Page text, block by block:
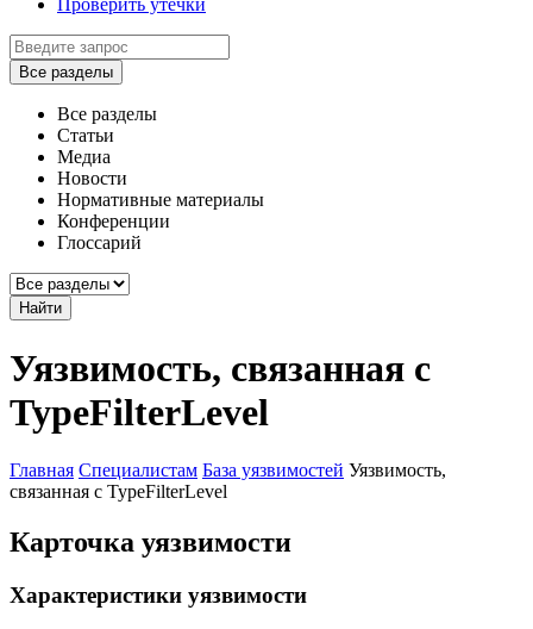
Проверить утечки
Все разделы
Все разделы
Статьи
Медиа
Новости
Нормативные материалы
Конференции
Глоссарий
Найти
Уязвимость, связанная с
TypeFilterLevel
Главная Специалистам База уязвимостей Уязвимость,
связанная с TypeFilterLevel
Карточка уязвимости
Характеристики уязвимости